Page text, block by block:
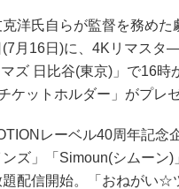
克洋氏自らが監督を務め
(7月16日)に、4Kリマスタ
マズ 日比谷(東京)」で16
ケットホルダー」がプレ
レーベル40周年記念
ズ」「Simoun(シムーン)
題配信開始。「おねがい☆